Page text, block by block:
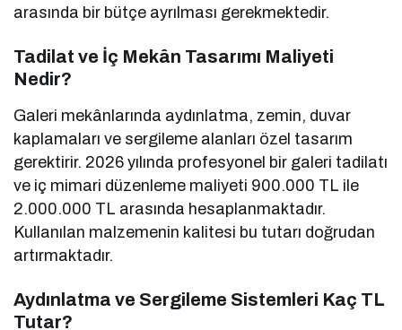
arasında bir bütçe ayrılması gerekmektedir.
Tadilat ve İç Mekân Tasarımı Maliyeti
Nedir?
Galeri mekânlarında aydınlatma, zemin, duvar
kaplamaları ve sergileme alanları özel tasarım
gerektirir. 2026 yılında profesyonel bir galeri tadilatı
ve iç mimari düzenleme maliyeti 900.000 TL ile
2.000.000 TL arasında hesaplanmaktadır.
Kullanılan malzemenin kalitesi bu tutarı doğrudan
artırmaktadır.
Aydınlatma ve Sergileme Sistemleri Kaç TL
Tutar?